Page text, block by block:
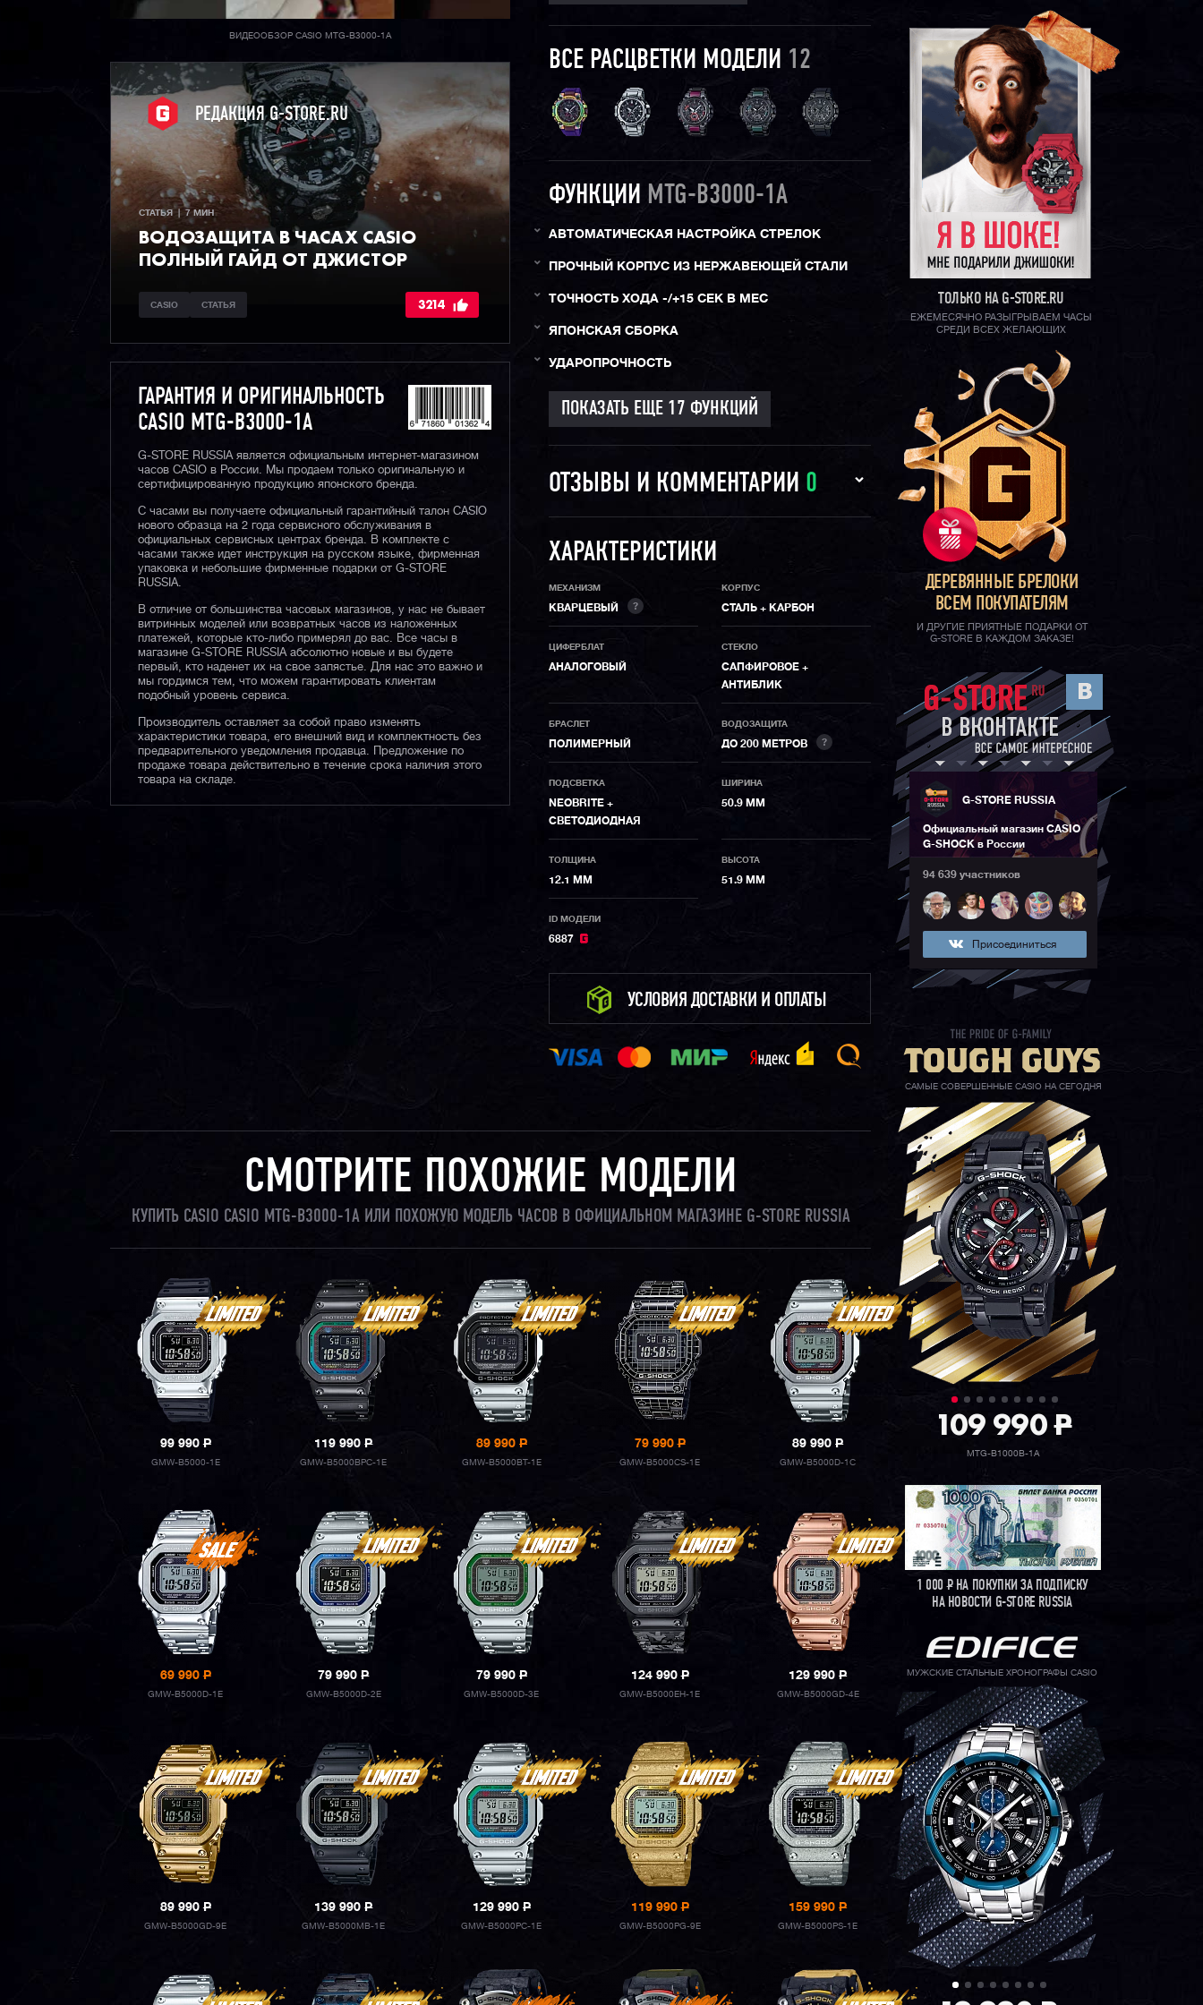
ВИДЕООБЗОР CASIO MTG-B3000-1A
РЕДАКЦИЯ G-STORE.RU
СТАТЬЯ  |  7 МИН
ВОДОЗАЩИТА В ЧАСАХ CASIO
ПОЛНЫЙ ГАЙД ОТ ДЖИСТОР
CASIO СТАТЬЯ 3214
ГАРАНТИЯ И ОРИГИНАЛЬНОСТЬ
CASIO MTG-B3000-1A
G-STORE RUSSIA является официальным интернет-магазином
часов CASIO в России. Мы продаем только оригинальную и
сертифицированную продукцию японского бренда.
С часами вы получаете официальный гарантийный талон CASIO
нового образца на 2 года сервисного обслуживания в
официальных сервисных центрах бренда. В комплекте с
часами также идет инструкция на русском языке, фирменная
упаковка и небольшие фирменные подарки от G-STORE
RUSSIA.
В отличие от большинства часовых магазинов, у нас не бывает
витринных моделей или возвратных часов из наложенных
платежей, которые кто-либо примерял до вас. Все часы в
магазине G-STORE RUSSIA абсолютно новые и вы будете
первый, кто наденет их на свое запястье. Для нас это важно и
мы гордимся тем, что можем гарантировать клиентам
подобный уровень сервиса.
Производитель оставляет за собой право изменять
характеристики товара, его внешний вид и комплектность без
предварительного уведомления продавца. Предложение по
продаже товара действительно в течение срока наличия этого
товара на складе.
ВСЕ РАСЦВЕТКИ МОДЕЛИ 12
ФУНКЦИИ MTG-B3000-1A
АВТОМАТИЧЕСКАЯ НАСТРОЙКА СТРЕЛОК
ПРОЧНЫЙ КОРПУС ИЗ НЕРЖАВЕЮЩЕЙ СТАЛИ
ТОЧНОСТЬ ХОДА -/+15 СЕК В МЕС
ЯПОНСКАЯ СБОРКА
УДАРОПРОЧНОСТЬ
ОТЗЫВЫ И КОММЕНТАРИИ 0
ХАРАКТЕРИСТИКИ
МЕХАНИЗМ
КВАРЦЕВЫЙ ?
КОРПУС
СТАЛЬ + КАРБОН
ЦИФЕРБЛАТ
АНАЛОГОВЫЙ
СТЕКЛО
САПФИРОВОЕ +
АНТИБЛИК
БРАСЛЕТ
ПОЛИМЕРНЫЙ
ВОДОЗАЩИТА
ДО 200 МЕТРОВ ?
ПОДСВЕТКА
NEOBRITE +
СВЕТОДИОДНАЯ
ШИРИНА
50.9 ММ
ТОЛЩИНА
12.1 ММ
ВЫСОТА
51.9 ММ
ID МОДЕЛИ
6887
УСЛОВИЯ ДОСТАВКИ И ОПЛАТЫ
СМОТРИТЕ ПОХОЖИЕ МОДЕЛИ
КУПИТЬ CASIO CASIO MTG-B3000-1A ИЛИ ПОХОЖУЮ МОДЕЛЬ ЧАСОВ В ОФИЦИАЛЬНОМ МАГАЗИНЕ G-STORE RUSSIA
99 990P
GMW-B5000-1E
119 990P
GMW-B5000BPC-1E
89 990 P
GMW-B5000BT-1E
79 990P
GMW-B5000CS-1E
89 990P
GMW-B5000D-1C
69 990P
GMW-B5000D-1E
79 990P
GMW-B5000D-2E
79 990 P
GMW-B5000D-3E
124 990P
GMW-B5000EH-1E
129 990P
GMW-B5000GD-4E
89 990P
GMW-B5000GD-9E
139 990P
GMW-B5000MB-1E
129 990 P
GMW-B5000PC-1E
119 990P
GMW-B5000PG-9E
159 990P
GMW-B5000PS-1E
ТОЛЬКО НА G-STORE.RU
ЕЖЕМЕСЯЧНО РАЗЫГРЫВАЕМ ЧАСЫ
СРЕДИ ВСЕХ ЖЕЛАЮЩИХ
ДЕРЕВЯННЫЕ БРЕЛОКИ
ВСЕМ ПОКУПАТЕЛЯМ
И ДРУГИЕ ПРИЯТНЫЕ ПОДАРКИ ОТ
G-STORE В КАЖДОМ ЗАКАЗЕ!
G-STORE RUSSIA
Официальный магазин CASIO
G-SHOCK в России
94 639 участников
Присоединиться
САМЫЕ СОВЕРШЕННЫЕ CASIO НА СЕГОДНЯ
109 990P
MTG-B1000B-1A
1 000РНА ПОКУПКИ ЗА ПОДПИСКУ
НА НОВОСТИ G-STORE RUSSIA
МУЖСКИЕ СТАЛЬНЫЕ ХРОНОГРАФЫ CASIO